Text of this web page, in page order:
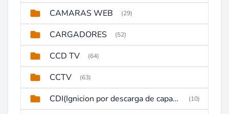
CAMARAS WEB (29)
CARGADORES (52)
CCD TV (64)
CCTV (63)
CDI(Ignicion por descarga de capacitor) (10)